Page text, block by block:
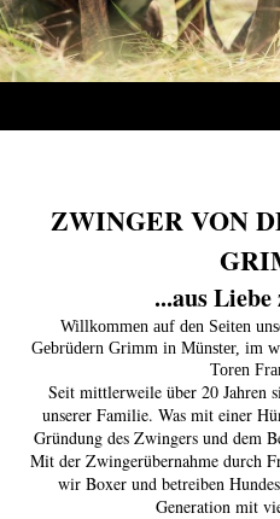
ZWINGER VON
...aus
Willkommen auf den Seiten
Gebrüdern Grimm in Münster, im
Toren
Seit mittlerweile über 20 Jahren
unserer Familie. Was mit einer
Gründung des Zwingers und dem
Mit der Zwingerübernahme durch
wir Boxer und betreiben
Generation mit